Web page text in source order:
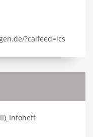
?calfeed=ics